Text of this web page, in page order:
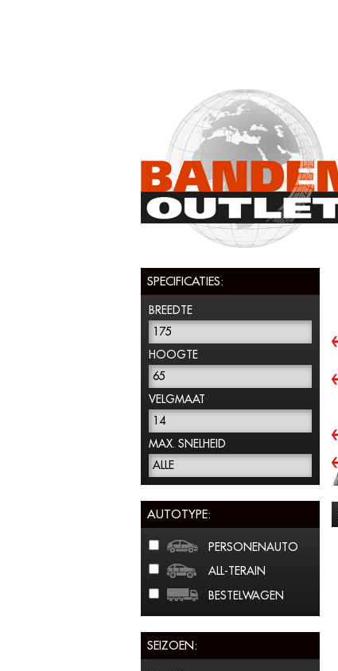
SPECIFICATIES:
BREEDTE
175
HOOGTE
65
VELGMAAT
14
MAX. SNELHEID
ALLE
AUTOTYPE:
PERSONENAUTO
ALL-TERAIN
BESTELWAGEN
SEIZOEN: